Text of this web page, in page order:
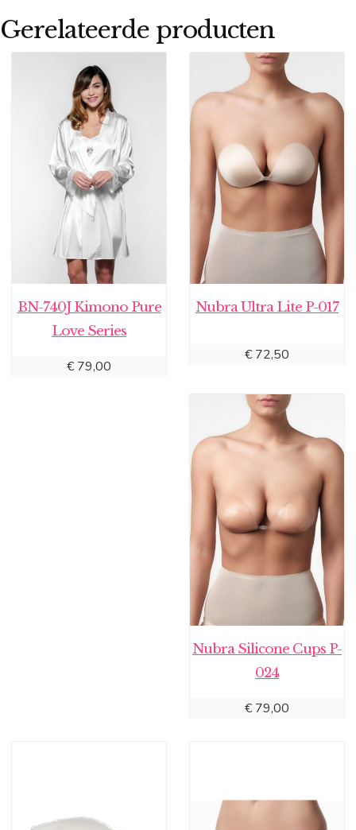
Gerelateerde producten
BN-740J Kimono Pure
Love Series
€79,00
Nubra Ultra Lite P-017
€72,50
Nubra Silicone Cups P-
024
€79,00